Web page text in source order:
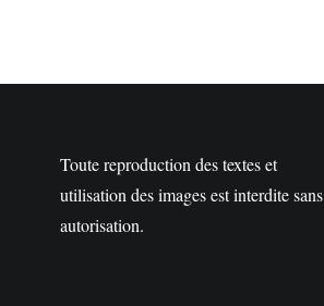
Toute reproduction des textes et
utilisation des images est interdite sans
autorisation.